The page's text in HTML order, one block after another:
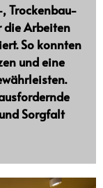
Trockenbau-
Arbeiten
So konnten
und eine
Sorgfalt